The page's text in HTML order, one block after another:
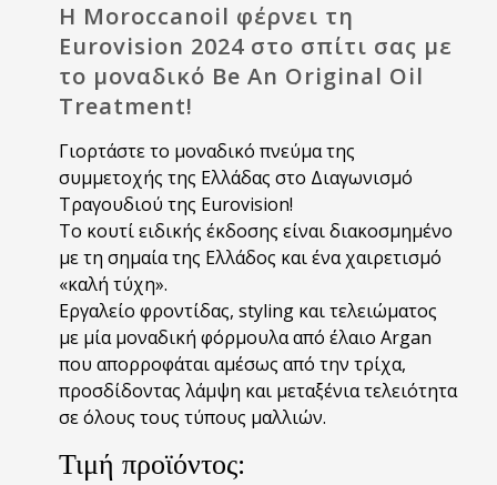
H Moroccanoil φέρνει τη
Eurovision 2024 στο σπίτι σας με
το μοναδικό Be An Original Oil
Treatment!
Γιορτάστε το μοναδικό πνεύμα της
συμμετοχής της Ελλάδας στο Διαγωνισμό
Τραγουδιού της Eurovision!
Το κουτί ειδικής έκδοσης είναι διακοσμημένο
με τη σημαία της Ελλάδος και ένα χαιρετισμό
«καλή τύχη».
Eργαλείο φροντίδας, styling και τελειώματος
με μία μοναδική φόρμουλα από έλαιο Argan
που απορροφάται αμέσως από την τρίχα,
προσδίδοντας λάμψη και μεταξένια τελειότητα
σε όλους τους τύπους μαλλιών.
Τιμή προϊόντος: